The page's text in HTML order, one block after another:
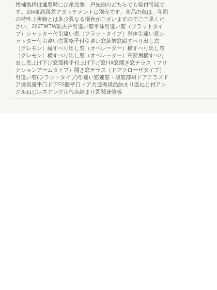
用補助枠は連窓時には吊元側、戸先側のどちらでも取付可能で
す。204単純段差アタッチメントは別売です。商品の色は、印刷
の特性上実物とは多少異なる場合がございますのでご了承くだ
さい。266TWTW防火戸引違い窓単体引違い窓（フラットタイ
プ）シャッター付引違い窓（フラットタイプ）単体引違い窓シ
ャッター付引違い窓面格子付引違い窓装飾窓縦すべり出し窓
（グレモン）縦すべり出し窓（オペレーター）横すべり出し窓
（グレモン）横すべり出し窓（オペレーター）高所用横すべり
出し窓上げ下げ窓面格子付上げ下げ窓FIX窓開き窓テラス（フリ
クションアームタイプ）開き窓テラス（ドアクローザタイプ）
引違い窓(フラットタイプ)引違い窓連窓・段窓部材ドアテラスド
ア採風勝手口ドアFS勝手口ドア共通有償品納まり図ねじ付アン
グルねじレスアングル代表納まり図関連情報